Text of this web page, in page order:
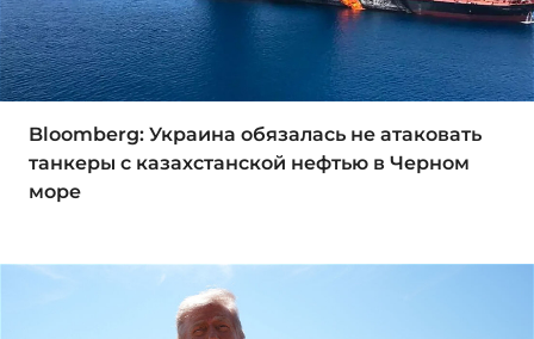
Bloomberg: Украина обязалась не атаковать
танкеры с казахстанской нефтью в Черном
море